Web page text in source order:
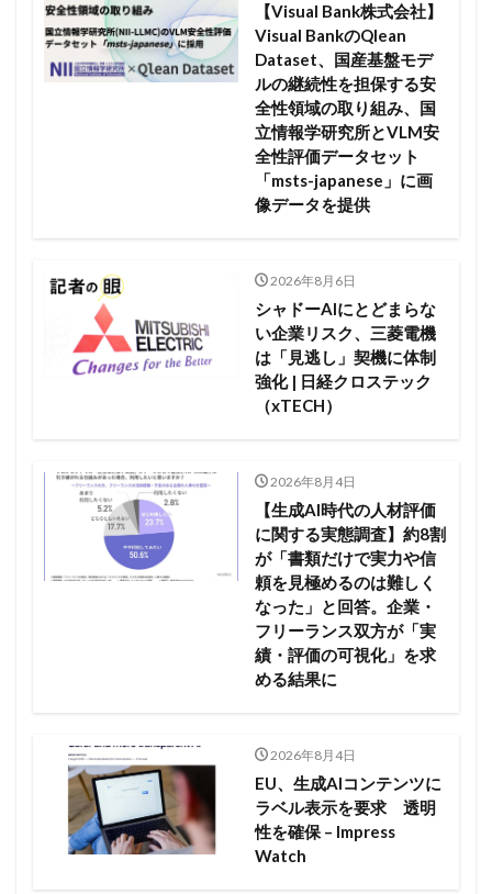
【Visual Bank株式会社】
Visual BankのQlean
Dataset、国産基盤モデ
ルの継続性を担保する安
全性領域の取り組み、国
立情報学研究所とVLM安
全性評価データセット
「msts-japanese」に画
像データを提供
2026年8月6日
シャドーAIにとどまらな
い企業リスク、三菱電機
は「見逃し」契機に体制
強化 | 日経クロステック
（xTECH）
2026年8月4日
【生成AI時代の人材評価
に関する実態調査】約8割
が「書類だけで実力や信
頼を見極めるのは難しく
なった」と回答。企業・
フリーランス双方が「実
績・評価の可視化」を求
める結果に
2026年8月4日
EU、生成AIコンテンツに
ラベル表示を要求 透明
性を確保 – Impress
Watch